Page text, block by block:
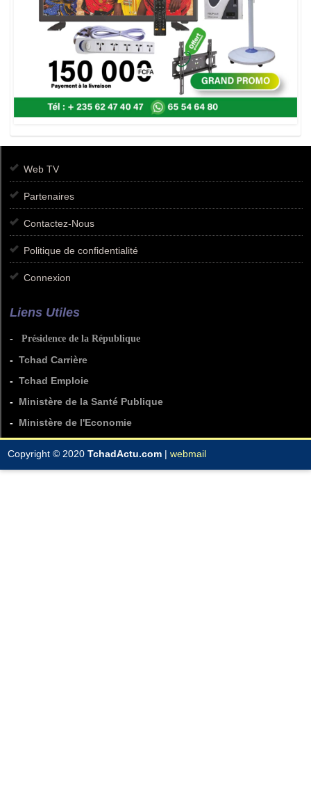
Web TV
Partenaires
Contactez-Nous
Politique de confidentialité
Connexion
Liens Utiles
- Présidence de la République
- Tchad Carrière
- Tchad Emploie
- Ministère de la Santé Publique
- Ministère de l'Economie
Copyright © 2020 TchadActu.com | webmail